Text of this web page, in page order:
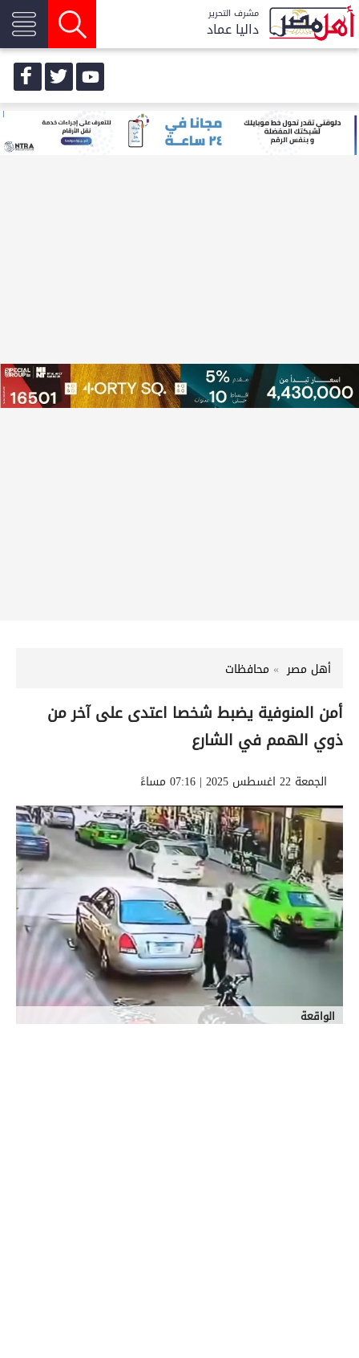
مشرف التحرير
داليا عماد
أهل مصر محافظات
أمن المنوفية يضبط شخصا اعتدى على آخر من
ذوي الهمم في الشارع
الجمعة 22 اغسطس 2025 | 07:16 مساءً
الواقعة